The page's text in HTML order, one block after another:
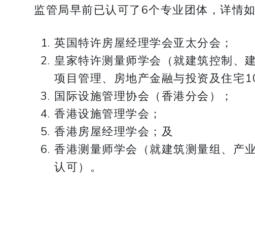
监管局早前已认可了6个专业团体，详情
英国特许房屋经理学会亚太分会；
皇家特许测量师学会（就建筑控制、
项目管理、房地产金融与投资及住宅
国际设施管理协会（香港分会）；
香港设施管理学会；
香港房屋经理学会；及
香港测量师学会（就建筑测量组、产
认可）。